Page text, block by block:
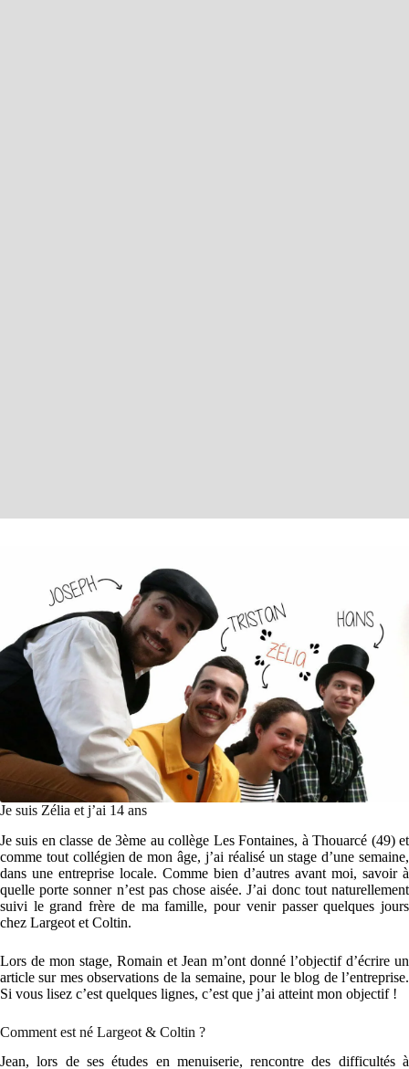
Je suis Zélia et j’ai 14 ans
Je suis en classe de 3ème au collège Les Fontaines, à Thouarcé (49) et
comme tout collégien de mon âge, j’ai réalisé un stage d’une semaine,
dans une entreprise locale. Comme bien d’autres avant moi, savoir à
quelle porte sonner n’est pas chose aisée. J’ai donc tout naturellement
suivi le grand frère de ma famille, pour venir passer quelques jours
chez Largeot et Coltin.
Lors de mon stage, Romain et Jean m’ont donné l’objectif d’écrire un
article sur mes observations de la semaine, pour le blog de l’entreprise.
Si vous lisez c’est quelques lignes, c’est que j’ai atteint mon objectif !
Comment est né Largeot & Coltin ?
Jean, lors de ses études en menuiserie, rencontre des difficultés à